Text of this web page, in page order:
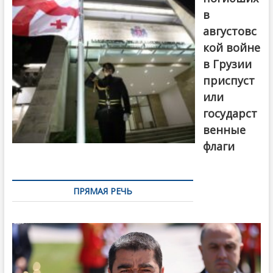
в
августовс
кой войне
в Грузии
приспуст
или
государст
венные
флаги
ПРЯМАЯ РЕЧЬ